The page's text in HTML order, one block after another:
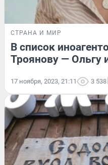
СТРАНА И МИР
В список
Троянову — Ольгу
17 ноября, 2023, 21:11 3 538